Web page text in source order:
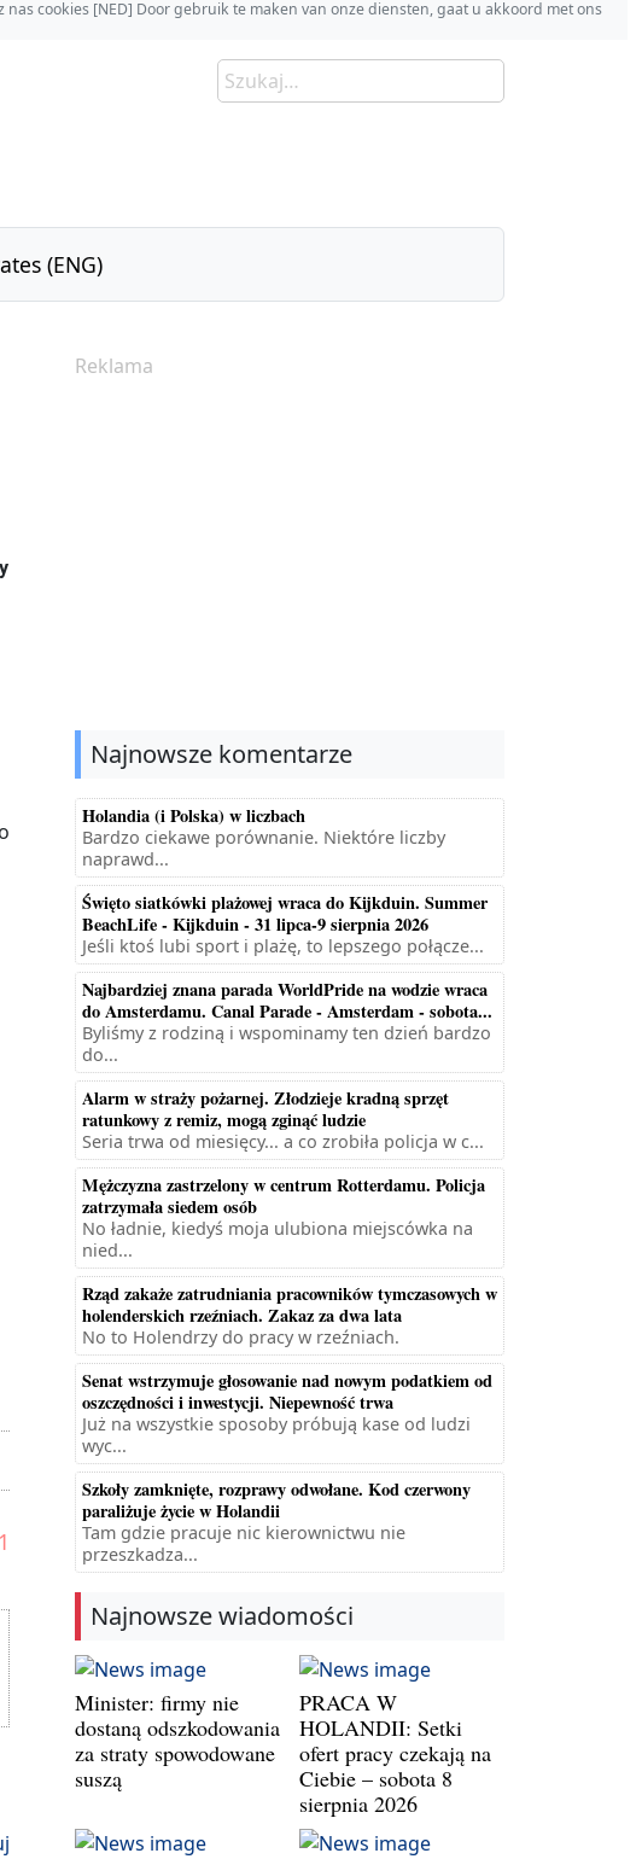
cookies [NED] Door gebruik te maken van onze diensten, gaat u akkoord met ons
(ENG)
Reklama
Najnowsze komentarze
Holandia (i Polska) w liczbach
Bardzo ciekawe porównanie. Niektóre liczby
naprawd...
Święto siatkówki plażowej wraca do Kijkduin. Summer
BeachLife - Kijkduin - 31 lipca-9 sierpnia 2026
Jeśli ktoś lubi sport i plażę, to lepszego połącze...
Najbardziej znana parada WorldPride na wodzie wraca
do Amsterdamu. Canal Parade - Amsterdam - sobota...
Byliśmy z rodziną i wspominamy ten dzień bardzo
do...
Alarm w straży pożarnej. Złodzieje kradną sprzęt
ratunkowy z remiz, mogą zginąć ludzie
Seria trwa od miesięcy... a co zrobiła policja w c...
Mężczyzna zastrzelony w centrum Rotterdamu. Policja
zatrzymała siedem osób
No ładnie, kiedyś moja ulubiona miejscówka na
nied...
Rząd zakaże zatrudniania pracowników tymczasowych w
holenderskich rzeźniach. Zakaz za dwa lata
No to Holendrzy do pracy w rzeźniach.
Senat wstrzymuje głosowanie nad nowym podatkiem od
oszczędności i inwestycji. Niepewność trwa
Już na wszystkie sposoby próbują kase od ludzi
wyc...
Szkoły zamknięte, rozprawy odwołane. Kod czerwony
paraliżuje życie w Holandii
Tam gdzie pracuje nic kierownictwu nie
przeszkadza...
Najnowsze wiadomości
Minister: firmy nie
dostaną odszkodowania
za straty spowodowane
suszą
PRACA W
HOLANDII: Setki
ofert pracy czekają na
Ciebie – sobota 8
sierpnia 2026